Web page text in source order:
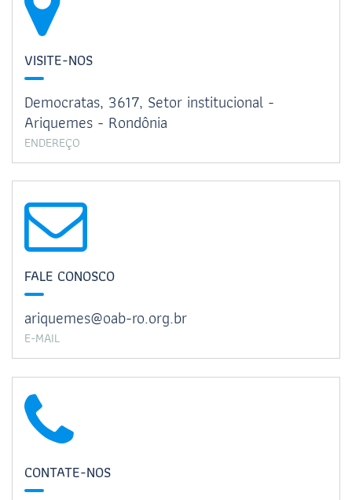
VISITE-NOS
Democratas, 3617, Setor institucional -
Ariquemes - Rondônia
ENDEREÇO
FALE CONOSCO
ariquemes@oab-ro.org.br
E-MAIL
CONTATE-NOS